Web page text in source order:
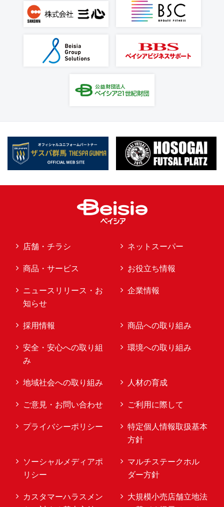
店舗・チラシ ネットスーパー
商品・サービス お役立ち情報
ニュースリリース・お
知らせ
企業情報
採用情報 商品への取り組み
安全・安心への取り組
み
環境への取り組み
地域社会への取り組み 人材の育成
ご意見・お問い合わせ ご利用に際して
プライバシーポリシー
特定個人情報取扱基本
方針
ソーシャルメディアポ
リシー
マルチステークホル
ダー方針
カスタマーハラスメン
大規模小売店舗立地法